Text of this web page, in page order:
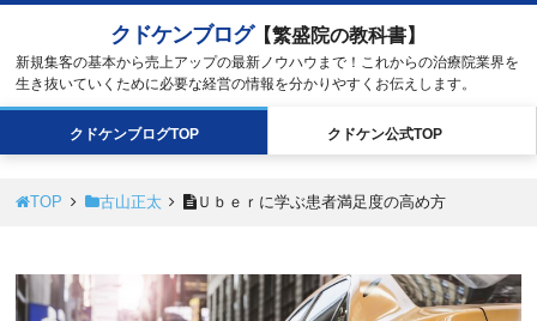
クドケンブログ【繁盛院の教科書】
新規集客の基本から売上アップの最新ノウハウまで！これからの治療院業界を
生き抜いていくために必要な経営の情報を分かりやすくお伝えします。
クドケンブログTOP クドケン公式TOP
TOP 古山正太 Ｕｂｅｒに学ぶ患者満足度の高め方